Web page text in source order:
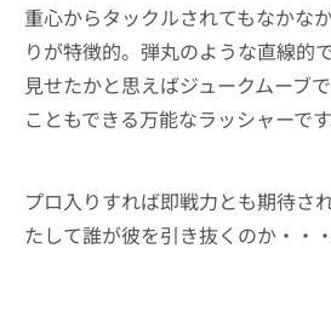
重心からタックルされてもなかな
りが特徴的。弾丸のような直線的
見せたかと思えばジュークムーブ
こともできる万能なラッシャーです
プロ入りすれば即戦力とも期待さ
たして誰が彼を引き抜くのか・・・